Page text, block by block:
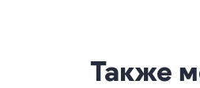
Также